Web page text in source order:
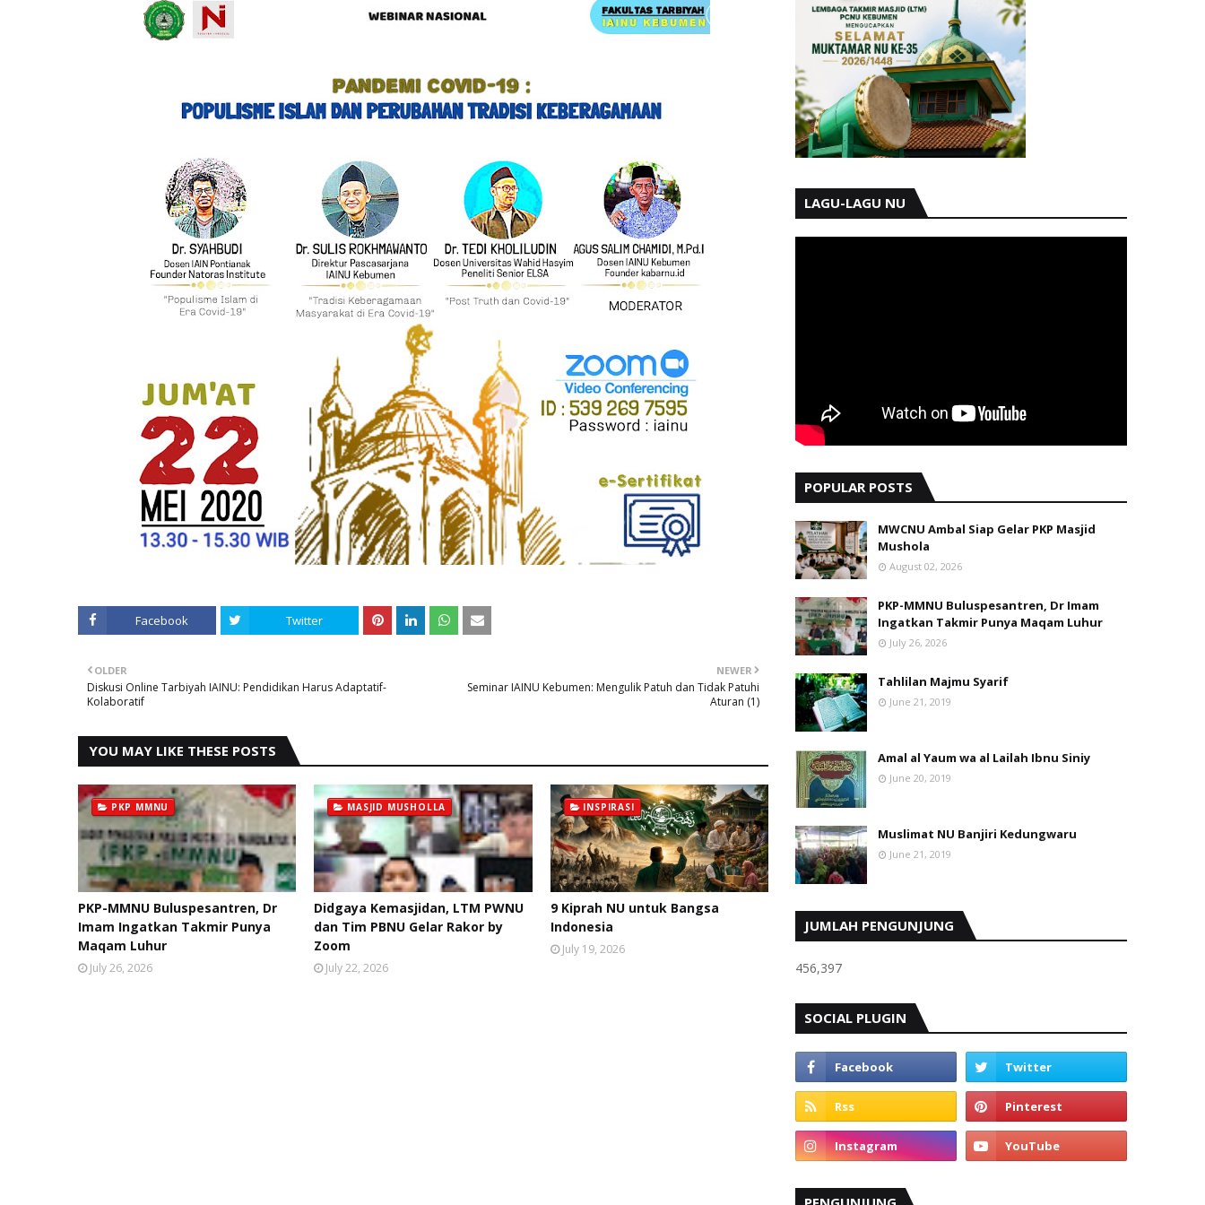
Facebook Twitter
NEWER
Seminar IAINU Kebumen: Mengulik Patuh dan Tidak Patuhi
Aturan (1)
OLDER
Diskusi Online Tarbiyah IAINU: Pendidikan Harus Adaptatif-
Kolaboratif
YOU MAY LIKE THESE POSTS
PKP MMNU
PKP-MMNU Buluspesantren, Dr
Imam Ingatkan Takmir Punya
Maqam Luhur
July 26, 2026
MASJID MUSHOLLA
Didgaya Kemasjidan, LTM PWNU
dan Tim PBNU Gelar Rakor by
Zoom
July 22, 2026
INSPIRASI
9 Kiprah NU untuk Bangsa
Indonesia
July 19, 2026
LAGU-LAGU NU
POPULAR POSTS
MWCNU Ambal Siap Gelar PKP Masjid
Mushola
August 02, 2026
PKP-MMNU Buluspesantren, Dr Imam
Ingatkan Takmir Punya Maqam Luhur
July 26, 2026
Tahlilan Majmu Syarif
June 21, 2019
Amal al Yaum wa al Lailah Ibnu Siniy
June 20, 2019
Muslimat NU Banjiri Kedungwaru
June 21, 2019
JUMLAH PENGUNJUNG
456,397
SOCIAL PLUGIN